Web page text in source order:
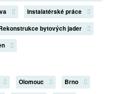
Instalatérské práce
bytových jader
Olomouc
Brno